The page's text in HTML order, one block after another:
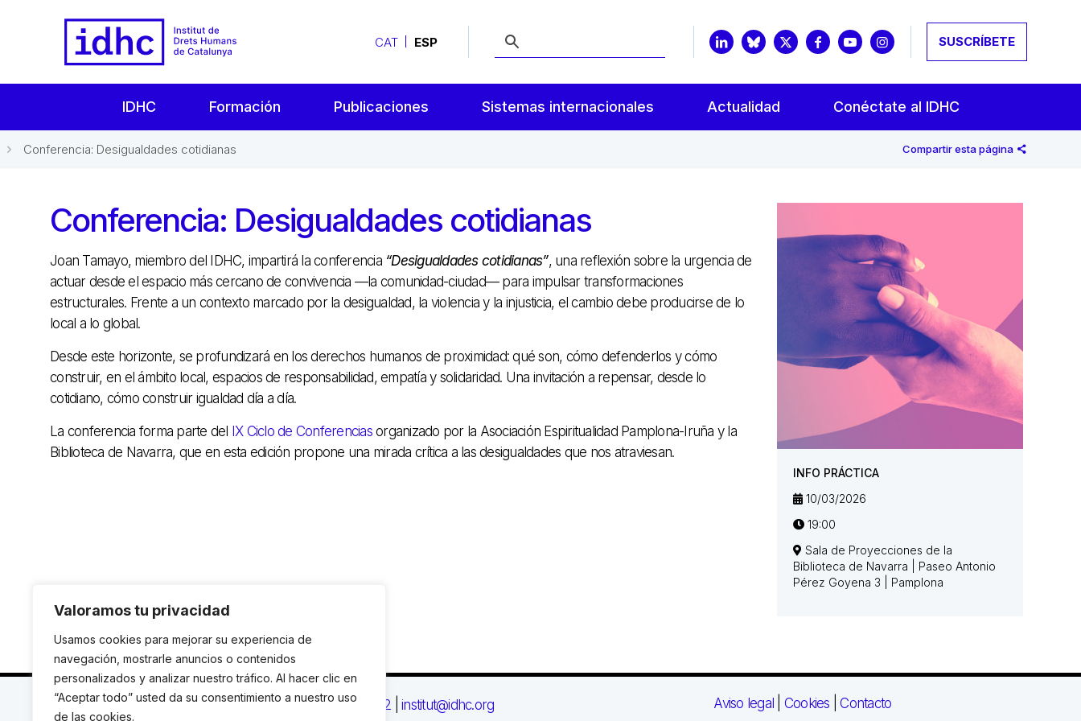
Valoramos tu privacidad
Usamos cookies para mejorar su experiencia de
navegación, mostrarle anuncios o contenidos
personalizados y analizar nuestro tráfico. Al hacer clic en
“Aceptar todo” usted da su consentimiento a nuestro uso
de las cookies.
CAT ESP SUSCRÍBETE
IDHC Formación Publicaciones Sistemas internacionales Actualidad Conéctate al IDHC
Conferencia: Desigualdades cotidianas Compartir esta página
Conferencia: Desigualdades cotidianas
Joan Tamayo, miembro del IDHC, impartirá la conferencia “Desigualdades cotidianas”, una reflexión sobre la urgencia de
actuar desde el espacio más cercano de convivencia —la comunidad-ciudad— para impulsar transformaciones
estructurales. Frente a un contexto marcado por la desigualdad, la violencia y la injusticia, el cambio debe producirse de lo
local a lo global.
Desde este horizonte, se profundizará en los derechos humanos de proximidad: qué son, cómo defenderlos y cómo
construir, en el ámbito local, espacios de responsabilidad, empatía y solidaridad. Una invitación a repensar, desde lo
cotidiano, cómo construir igualdad día a día.
La conferencia forma parte del IX Ciclo de Conferenciasorganizado por la Asociación Espiritualidad Pamplona-Iruña y la
Biblioteca de Navarra, que en esta edición propone una mirada crítica a las desigualdades que nos atraviesan.
INFO PRÁCTICA
10/03/2026
19:00
Sala de Proyecciones de la
Biblioteca de Navarra | Paseo Antonio
Pérez Goyena 3 | Pamplona
C. Avinyó 44, 2n | 08002 Barcelona |T.: +34 93 119 03 72 institut@idhc.org Aviso legal Cookies |Contacto